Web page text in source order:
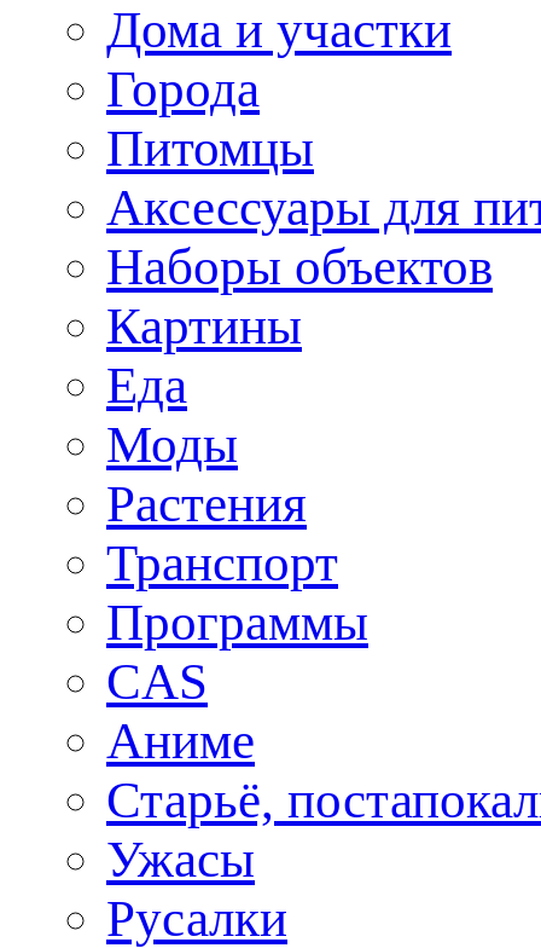
Дома и участки
Города
Питомцы
Аксессуары для
Наборы объектов
Картины
Еда
Моды
Растения
Транспорт
Программы
CAS
Аниме
Старьё,
Ужасы
Русалки